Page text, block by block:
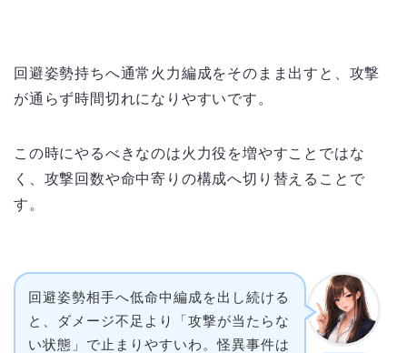
回避姿勢持ちへ通常火力編成をそのまま出すと、攻撃
が通らず時間切れになりやすいです。
この時にやるべきなのは火力役を増やすことではな
く、攻撃回数や命中寄りの構成へ切り替えることで
す。
回避姿勢相手へ低命中編成を出し続ける
と、ダメージ不足より「攻撃が当たらな
い状態」で止まりやすいわ。怪異事件は